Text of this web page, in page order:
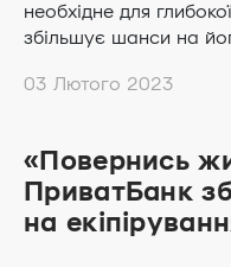
необхідне для
збільшує шанси на
03 Лютого 2023
«Повернись
ПриватБанк
на